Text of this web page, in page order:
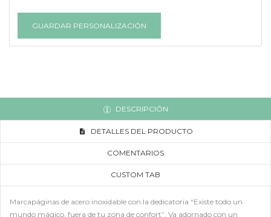
GUARDAR PERSONALIZACIÓN
DESCRIPCIÓN
DETALLES DEL PRODUCTO
COMENTARIOS
CUSTOM TAB
Marcapáginas de acero inoxidable con la dedicatoria “Existe todo un
mundo mágico, fuera de tu zona de confort”. Va adornado con un